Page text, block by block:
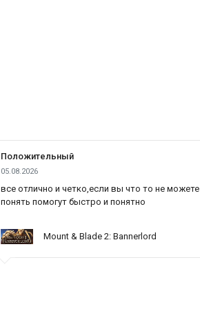
Положительный
05.08.2026
все отлично и четко,если вы что то не можете
понять помогут быстро и понятно
Mount & Blade 2: Bannerlord